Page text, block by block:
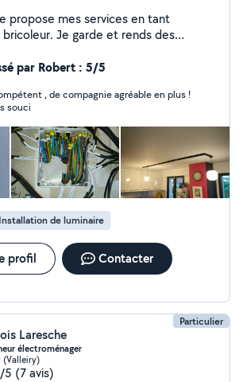
propose mes services en tant
Je garde et rends des
aider, vous dépannez et vous
et avis afin de pouvoir répondre au
A très bientôt pour de futures
par Robert : 5/5
, de compagnie agréable en plus !
souci
Installation de luminaire
profil Contacter
Particulier
Laresche
électroménager
(Valleiry)
5 (7 avis)